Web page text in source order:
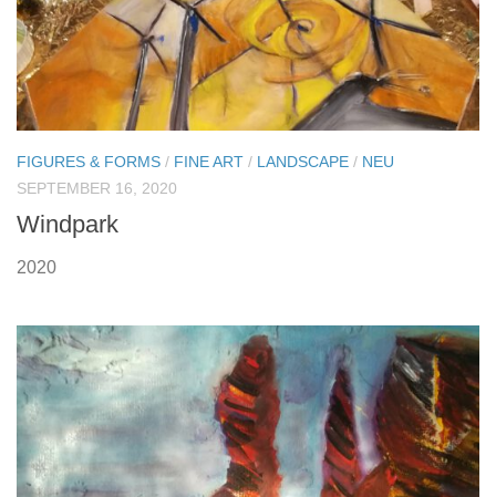
FIGURES & FORMS / FINE ART / LANDSCAPE / NEU
SEPTEMBER 16, 2020
Windpark
2020